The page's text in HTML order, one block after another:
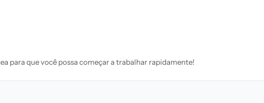
para que você possa começar a trabalhar rapidamente!